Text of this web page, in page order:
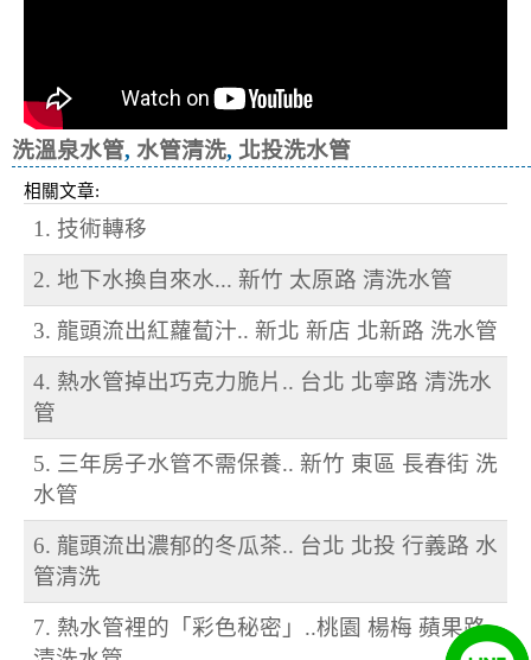
洗溫泉水管, 水管清洗, 北投洗水管
相關文章:
1. 技術轉移
2. 地下水換自來水... 新竹 太原路 清洗水管
3. 龍頭流出紅蘿蔔汁.. 新北 新店 北新路 洗水管
4. 熱水管掉出巧克力脆片.. 台北 北寧路 清洗水
管
5. 三年房子水管不需保養.. 新竹 東區 長春街 洗
水管
6. 龍頭流出濃郁的冬瓜茶.. 台北 北投 行義路 水
管清洗
7. 熱水管裡的「彩色秘密」..桃園 楊梅 蘋果路